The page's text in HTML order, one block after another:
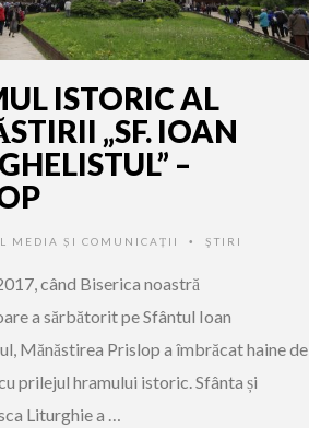
ISTORIC AL
„SF. IOAN
–
MEDIA ȘI COMUNICAȚII • ŞTIRI
când Biserica noastră
a sărbătorit pe Sfântul Ioan
Mănăstirea Prislop a îmbrăcat haine de
prilejul hramului istoric. Sfânta și
Liturghie a …